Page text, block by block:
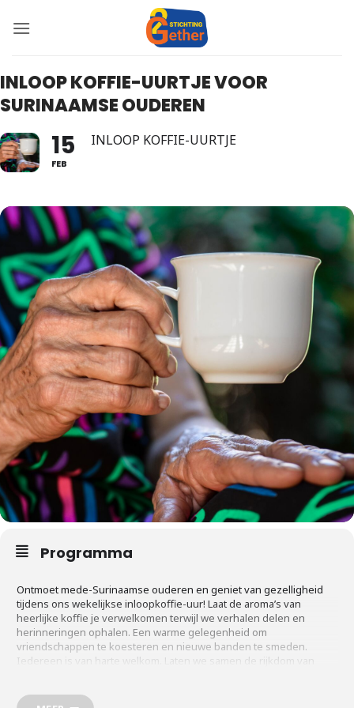
naar
INLOOP KOFFIE-UURTJE VOOR
SURINAAMSE OUDEREN
15
FEB
INLOOP KOFFIE-UURTJE
Programma
Ontmoet mede-Surinaamse ouderen en geniet van gezelligheid
tijdens ons wekelijkse inloopkoffie-uur! Laat de aroma’s van
heerlijke koffie je verwelkomen terwijl we verhalen delen en
herinneringen ophalen. Een warme gelegenheid om
vriendschappen te koesteren en nieuwe banden te smeden.
Iedereen is van harte welkom. Laten we samen de rijkdom van